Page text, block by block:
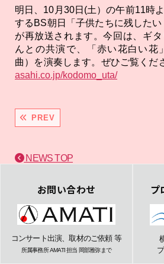
明日、10月30日(土）の午前11時
するBS朝日「子供たちに残したい
が再放送されます。今回は、ギ
んとの共演で、「赤い花白い花
曲）を演奏します。ぜひご覧くだ
asahi.co.jp/kodomo_uta/
PREV
NEWS TOP
お問い合わせ
コンサート出演、取材のご依頼 等
所属事務所 AMATI 担当 岡部雅弥まで
プ